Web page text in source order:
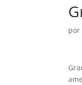
por